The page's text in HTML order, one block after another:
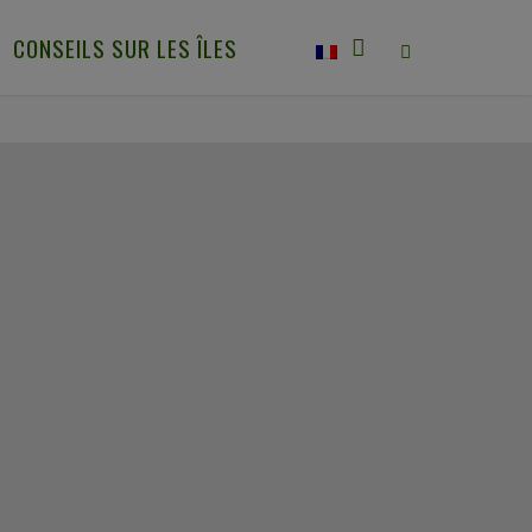
CONSEILS SUR LES ÎLES